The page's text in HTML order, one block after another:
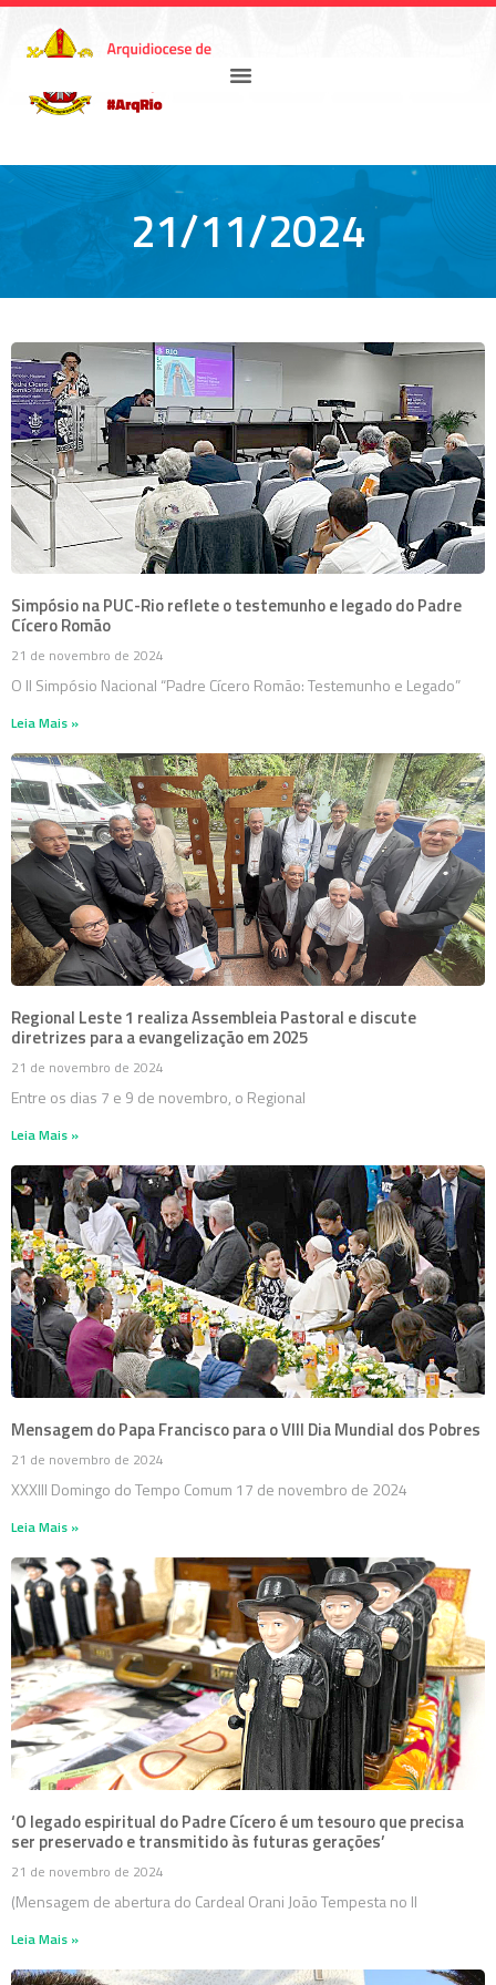
21/11/2024
Simpósio na PUC-Rio reflete o testemunho e legado do Padre
Cícero Romão
21 de novembro de 2024
O II Simpósio Nacional “Padre Cícero Romão: Testemunho e Legado”
Leia Mais »
Regional Leste 1 realiza Assembleia Pastoral e discute
diretrizes para a evangelização em 2025
21 de novembro de 2024
Entre os dias 7 e 9 de novembro, o Regional
Leia Mais »
Mensagem do Papa Francisco para o VIII Dia Mundial dos Pobres
21 de novembro de 2024
XXXIII Domingo do Tempo Comum 17 de novembro de 2024
Leia Mais »
‘O legado espiritual do Padre Cícero é um tesouro que precisa
ser preservado e transmitido às futuras gerações’
21 de novembro de 2024
(Mensagem de abertura do Cardeal Orani João Tempesta no II
Leia Mais »